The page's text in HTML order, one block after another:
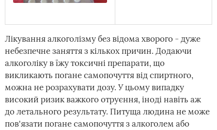
Лікування алкоголізму без відома хворого - дуже
небезпечне заняття з кількох причин. Додаючи
алкоголіку в їжу токсичні препарати, що
викликають погане самопочуття від спиртного,
можна не розрахувати дозу. У цьому випадку
високий ризик важкого отруєння, іноді навіть аж
до летального результату. Питуща людина не може
пов'язати погане самопочуття з алкоголем або